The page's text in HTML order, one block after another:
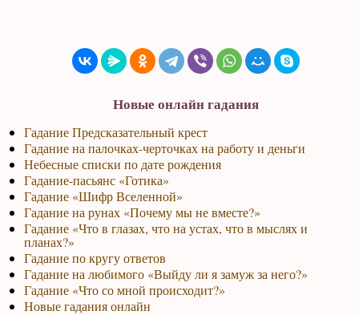
Новые онлайн гадания
Гадание Предсказательный крест
Гадание на палочках-черточках на работу и деньги
Небесные списки по дате рождения
Гадание-пасьянс «Готика»
Гадание «Шифр Вселенной»
Гадание на рунах «Почему мы не вместе?»
Гадание «Что в глазах, что на устах, что в мыслях и
планах?»
Гадание по кругу ответов
Гадание на любимого «Выйду ли я замуж за него?»
Гадание «Что со мной происходит?»
Новые гадания онлайн